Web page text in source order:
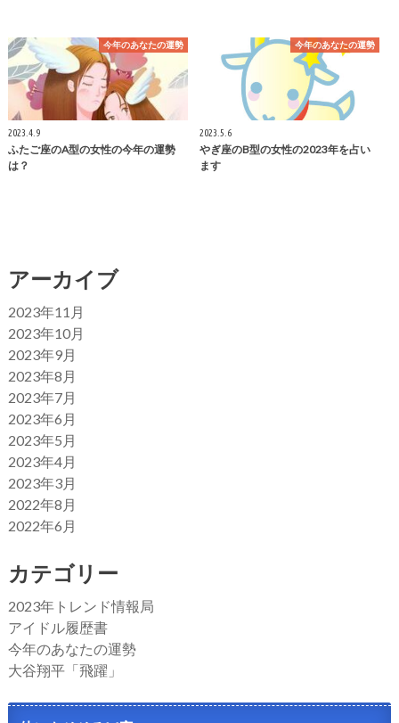
今年のあなたの運勢
2023.4.9
ふたご座のA型の女性の今年の運勢
は？
今年のあなたの運勢
2023.5.6
やぎ座のB型の女性の2023年を占い
ます
アーカイブ
2023年11月
2023年10月
2023年9月
2023年8月
2023年7月
2023年6月
2023年5月
2023年4月
2023年3月
2022年8月
2022年6月
カテゴリー
2023年トレンド情報局
アイドル履歴書
今年のあなたの運勢
大谷翔平「飛躍」